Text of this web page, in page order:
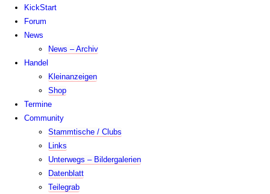
KickStart
Forum
News
News – Archiv
Handel
Kleinanzeigen
Shop
Termine
Community
Stammtische / Clubs
Links
Unterwegs – Bildergalerien
Datenblatt
Teilegrab